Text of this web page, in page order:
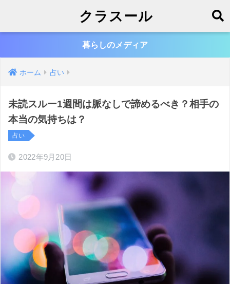
クラスール
暮らしのメディア
ホーム 占い
未読スルー1週間は脈なしで諦めるべき？相手の
本当の気持ちは？
占い
2022年9月20日